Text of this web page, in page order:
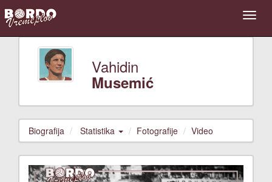
Vahidin
Musemić
Biografija Statistika Fotografije Video
Previous Next